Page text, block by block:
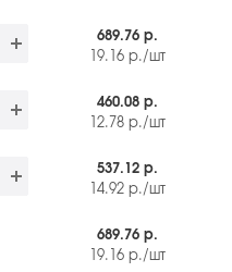
689.76 р.
19.16 р./шт
460.08 р.
12.78 р./шт
537.12 р.
14.92 р./шт
689.76 р.
19.16 р./шт